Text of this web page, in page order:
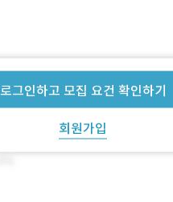
로그인하고 모집 요건 확인하기
회원가입